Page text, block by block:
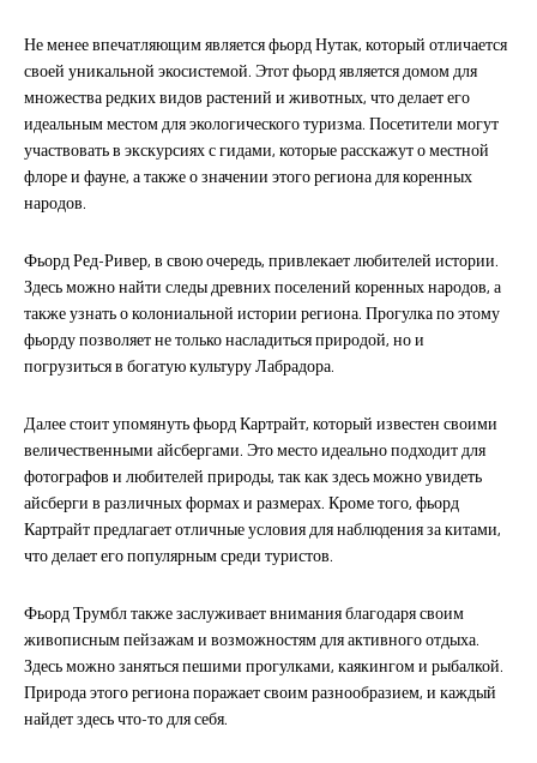
Не менее впечатляющим является фьорд Нутак, который отличается
своей уникальной экосистемой. Этот фьорд является домом для
множества редких видов растений и животных, что делает его
идеальным местом для экологического туризма. Посетители могут
участвовать в экскурсиях с гидами, которые расскажут о местной
флоре и фауне, а также о значении этого региона для коренных
народов.
Фьорд Ред-Ривер, в свою очередь, привлекает любителей истории.
Здесь можно найти следы древних поселений коренных народов, а
также узнать о колониальной истории региона. Прогулка по этому
фьорду позволяет не только насладиться природой, но и
погрузиться в богатую культуру Лабрадора.
Далее стоит упомянуть фьорд Картрайт, который известен своими
величественными айсбергами. Это место идеально подходит для
фотографов и любителей природы, так как здесь можно увидеть
айсберги в различных формах и размерах. Кроме того, фьорд
Картрайт предлагает отличные условия для наблюдения за китами,
что делает его популярным среди туристов.
Фьорд Трумбл также заслуживает внимания благодаря своим
живописным пейзажам и возможностям для активного отдыха.
Здесь можно заняться пешими прогулками, каякингом и рыбалкой.
Природа этого региона поражает своим разнообразием, и каждый
найдет здесь что-то для себя.